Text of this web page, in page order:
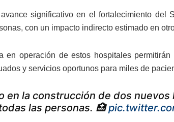
significativo en el fortalecimiento
con un impacto indirecto estimado en
en operación de estos hospitales
y servicios oportunos para miles de
en la construcción de dos
las personas. 🏥